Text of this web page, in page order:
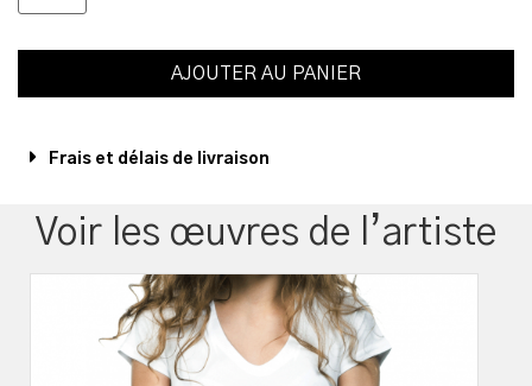
AJOUTER AU PANIER
Frais et délais de livraison
Voir les œuvres de l’artiste